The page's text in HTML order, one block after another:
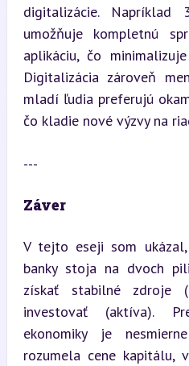
digitalizácie. Napríklad
umožňuje kompletnú
aplikáciu, čo
Digitalizácia zároveň
mladí ľudia preferujú
čo kladie nové výzvy na
---
Záver
V tejto eseji som
banky stoja na dvoch
získať stabilné zdroje
investovať (aktíva).
ekonomiky je
rozumela cene kapitálu,